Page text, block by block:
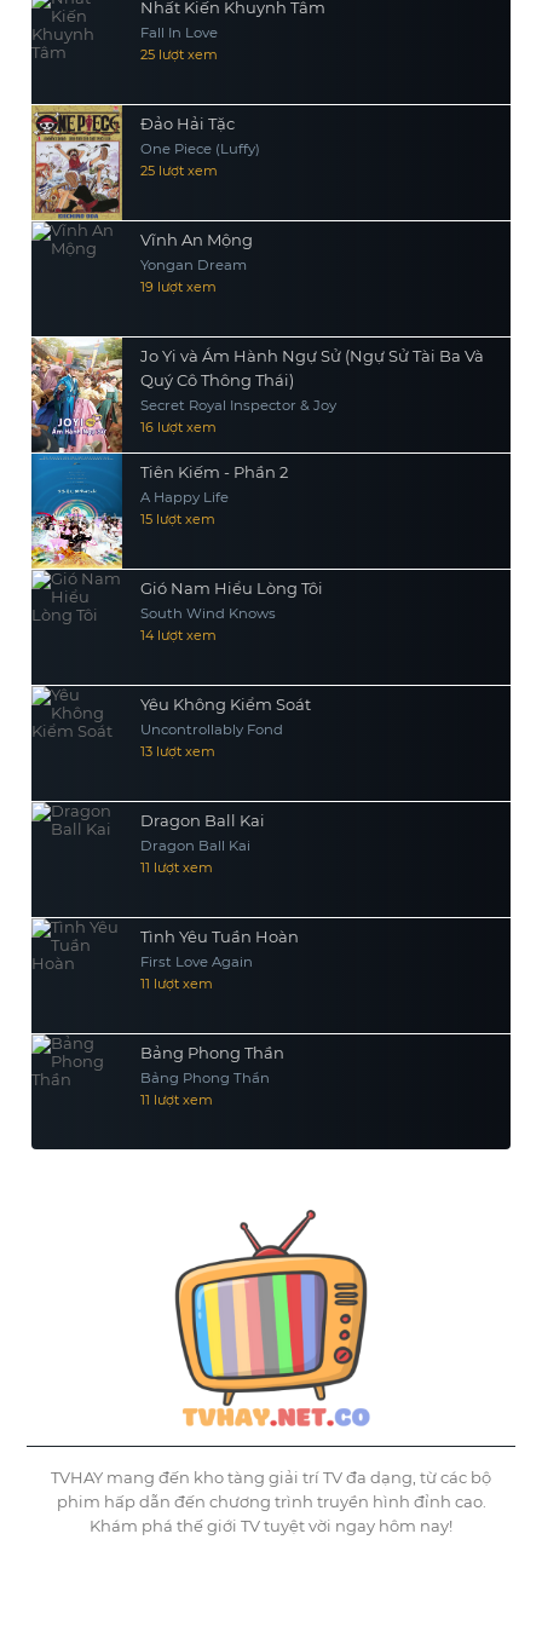
Nhất Kiến Khuynh Tâm
Fall In Love
25 lượt xem
Đảo Hải Tặc
One Piece (Luffy)
25 lượt xem
Vĩnh An Mộng
Yongan Dream
19 lượt xem
Jo Yi và Ám Hành Ngự Sử (Ngự Sử Tài Ba Và
Quý Cô Thông Thái)
Secret Royal Inspector & Joy
16 lượt xem
Tiên Kiếm - Phần 2
A Happy Life
15 lượt xem
Gió Nam Hiểu Lòng Tôi
South Wind Knows
14 lượt xem
Yêu Không Kiểm Soát
Uncontrollably Fond
13 lượt xem
Dragon Ball Kai
Dragon Ball Kai
11 lượt xem
Tình Yêu Tuần Hoàn
First Love Again
11 lượt xem
Bảng Phong Thần
Bảng Phong Thần
11 lượt xem
TVHAY mang đến kho tàng giải trí TV đa dạng, từ các bộ
phim hấp dẫn đến chương trình truyền hình đỉnh cao.
Khám phá thế giới TV tuyệt vời ngay hôm nay!